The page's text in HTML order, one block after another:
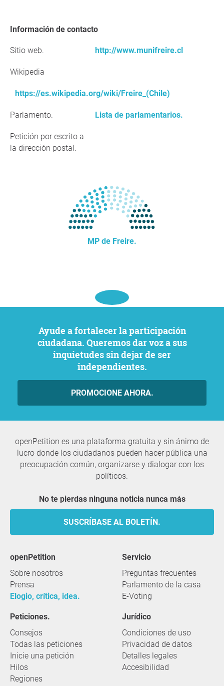
Información de contacto
Sitio web. http://www.munifreire.cl
Wikipedia
https://es.wikipedia.org/wiki/Freire_(Chile)
Parlamento. Lista de parlamentarios.
Petición por escrito a
la dirección postal.
MP de Freire.
Ayude a fortalecer la participación
ciudadana. Queremos dar voz a sus
inquietudes sin dejar de ser
independientes.
PROMOCIONE AHORA.
openPetition es una plataforma gratuita y sin ánimo de
lucro donde los ciudadanos pueden hacer pública una
preocupación común, organizarse y dialogar con los
políticos.
No te pierdas ninguna noticia nunca más
SUSCRÍBASE AL BOLETÍN.
openPetition
Sobre nosotros
Prensa
Elogio, crítica, idea.
servicio
Preguntas frecuentes
Parlamento de la casa
E-Voting
Peticiones.
Consejos
Todas las peticiones
Inicie una petición
Hilos
Regiones
Jurídico
Condiciones de uso
Privacidad de datos
Detalles legales
Accesibilidad